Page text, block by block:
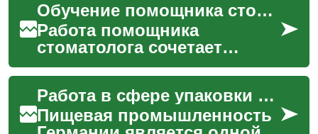
Обучение помощника стоматолога: образование и практические навыки
Работа помощника
стоматолога сочетает
клинические умения,
навыки общения и знание
организационных
процессов клиники. ...
Работа в сфере упаковки продуктов питания в Германии: обзор отрасли
Пищевая промышленность